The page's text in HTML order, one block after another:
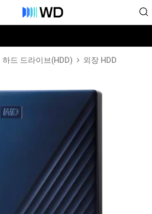
하드 드라이브(HDD) 외장 HDD